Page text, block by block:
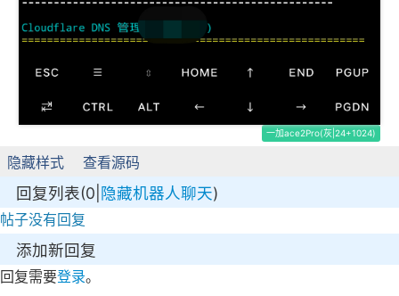
一加ace2Pro(灰|24+1024)
隐藏样式 查看源码
回复列表(0| 隐藏机器人聊天)
帖子没有回复
添加新回复
回复需要登录。